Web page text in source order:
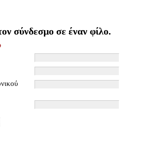
σύνδεσμο σε έναν φίλο.